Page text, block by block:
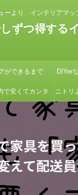
ーより インテリアマッ
ずつ得する
ができるまで DIYer
で安くてカンタ
アとダイソーの
ターを作り方
ニトリ
縮コ
家具を買
えて配送